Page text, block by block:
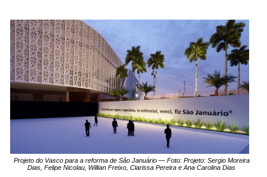
Projeto do Vasco para a reforma de São Januário — Foto: Projeto: Sergio Moreira
Dias, Felipe Nicolau, Willian Freixo, Clarissa Pereira e Ana Carolina Dias